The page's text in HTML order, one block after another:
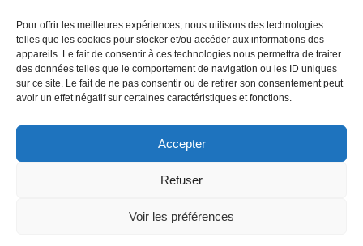
Pour offrir les meilleures expériences, nous utilisons des technologies
telles que les cookies pour stocker et/ou accéder aux informations des
appareils. Le fait de consentir à ces technologies nous permettra de traiter
des données telles que le comportement de navigation ou les ID uniques
sur ce site. Le fait de ne pas consentir ou de retirer son consentement peut
avoir un effet négatif sur certaines caractéristiques et fonctions.
Accepter
Refuser
Voir les préférences